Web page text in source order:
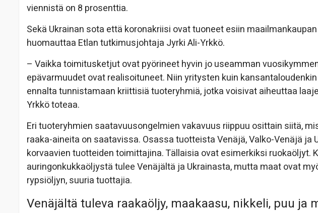
viennistä on 8 prosenttia.
Sekä Ukrainan sota että koronakriisi ovat tuoneet esiin
huomauttaa Etlan tutkimusjohtaja Jyrki Ali-Yrkkö.
– Vaikka toimitusketjut ovat pyörineet hyvin jo useamman
epävarmuudet ovat realisoituneet. Niin yritysten kuin
ennalta tunnistamaan kriittisiä tuoteryhmiä, jotka voisivat aiheuttaa
Yrkkö toteaa.
Eri tuoteryhmien saatavuusongelmien vakavuus riippuu osittain siitä,
raaka-aineita on saatavissa. Osassa tuotteista Venäjä, Valko-Venäjä ja
korvaavien tuotteiden toimittajina. Tällaisia ovat esimerkiksi ruokaöljyt.
auringonkukkaöljystä tulee Venäjältä ja Ukrainasta, mutta maat ovat
rypsiöljyn, suuria tuottajia.
Venäjältä tuleva raakaöljy, maakaasu, nikkeli, puu ja